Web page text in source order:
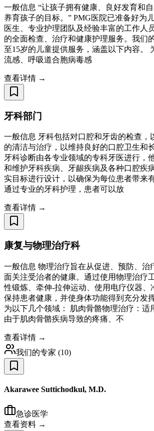
一般信息 “让孩子拥有健康、良好发育和
养育孩子的目标。” PMG医院已准备好为
医生、专业护理团队及经验丰富的工作人
的全面检查、治疗和健康护理服务。我们
至15岁的儿童提供服务，涵盖以下内容。
流感、呼吸道合胞病毒感
查看详情 →
牙科部门
一般信息 牙科包括对口腔和牙齿的检查，
的清洁与治疗，以维持良好的口腔卫生和
牙科诊断由各专业领域的专科牙医进行，
和维护牙科疾病、牙龈疾病及各种口腔疾
实目标进行设计，以确保为每位患者带来
通过专业的牙科护理，患者可以放
查看详情 →
康复与物理治疗科
一般信息 物理治疗旨在从促进、预防、治
面关注受治者的健康。通过使用物理治疗
性锻炼、牵伸-拉伸运动、使用电疗仪器、
保持患者健康，并使身体功能得到充分发
为以下几个领域： 肌肉骨骼物理治疗：适
由于肌肉骨骼疾病导致的疼痛、不
查看详情 →
我们的专家 (10)
Akarawee Suttichodkul, M.D.
急诊医学
查看资料 →